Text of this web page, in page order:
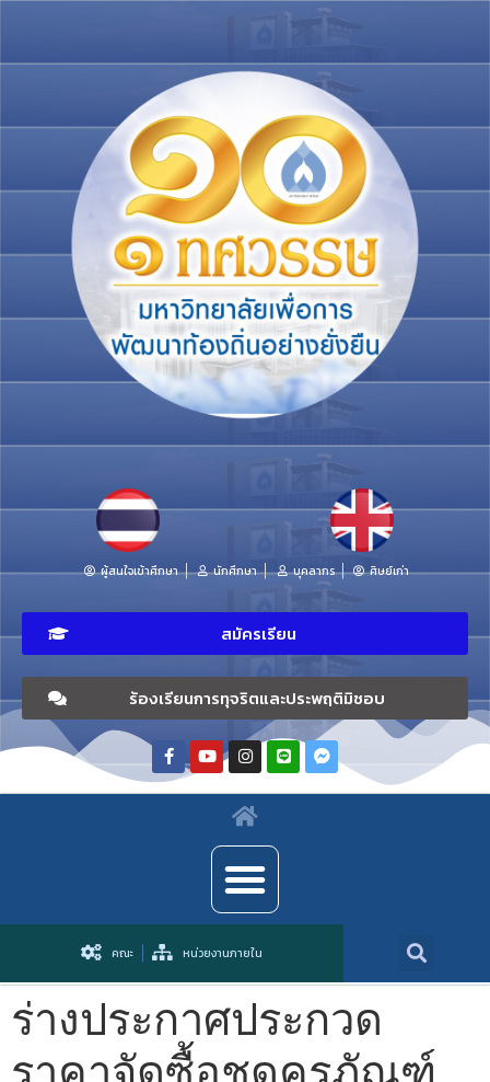
ผู้สนใจเข้าศึกษา นักศึกษา บุคลากร ศิษย์เก่า
สมัครเรียน
ร้องเรียนการทุจริตและประพฤติมิชอบ
คณะ หน่วยงานภายใน
ร่างประกาศประกวด